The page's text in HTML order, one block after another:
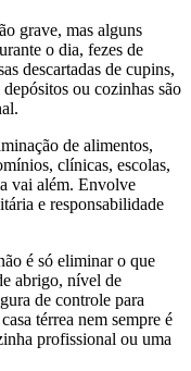
grave, mas alguns
o dia, fezes de
descartadas de cupins,
ou cozinhas são
de alimentos,
clínicas, escolas,
vai além. Envolve
e responsabilidade
é só eliminar o que
abrigo, nível de
de controle para
térrea nem sempre é
profissional ou uma